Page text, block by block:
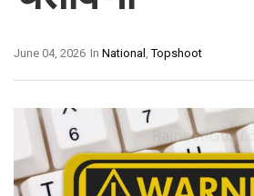
In National ,Topshoot
June 04, 2026